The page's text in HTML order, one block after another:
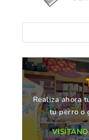
Realiza ahora
tu perro o